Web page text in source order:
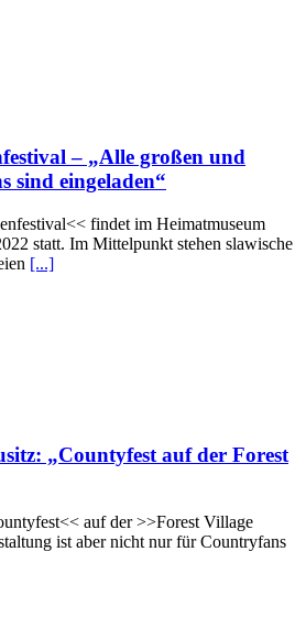
– „Alle großen und
sind eingeladen“
findet im Heimatmuseum
statt. Im Mittelpunkt stehen slawische
[...]
„Countyfest auf der Forest
auf der >>Forest Village
ist aber nicht nur für Countryfans